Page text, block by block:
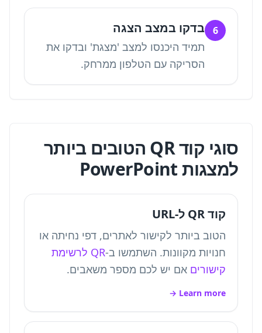
6 בדקו במצב הצגה
תמיד היכנסו למצב 'מצגת' ובדקו את
הסריקה עם הטלפון ממרחק.
סוגי קוד QR הטובים ביותר
למצגות PowerPoint
קוד QR ל-URL
הטוב ביותר לקישור לאתרים, דפי נחיתה או
חנויות מקוונות. השתמשו ב-
QR לרשימת
קישורים אם יש לכם מספר משאבים.
Learn more →